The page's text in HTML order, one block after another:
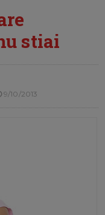
stiai
9/10/2013